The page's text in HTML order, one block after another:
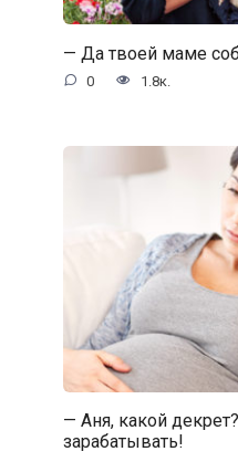
— Да твоей маме
0 1.8к.
— Аня, какой
зарабатывать!